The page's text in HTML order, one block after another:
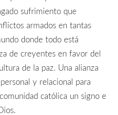
sufrimiento que
armados en tantas
donde todo está
de creyentes en favor del
de la paz. Una alianza
y relacional para
católica un signo e